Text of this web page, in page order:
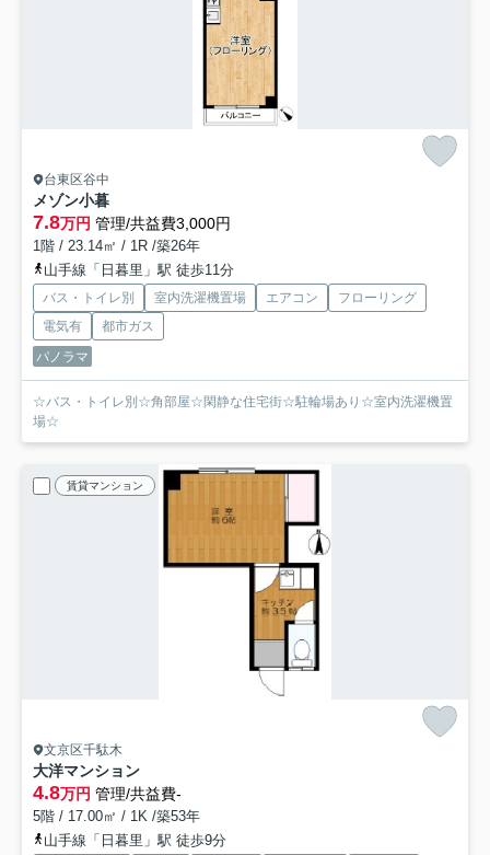
台東区谷中
メゾン小暮
7.8万円 管理/共益費3,000円
1階 / 23.14㎡ / 1R /築26年
山手線「日暮里」駅 徒歩11分
バス・トイレ別 室内洗濯機置場 エアコン
フローリング
電気有
都市ガス
パノラマ
☆バス・トイレ別☆角部屋☆閑静な住宅街☆駐輪場あり☆室内洗濯機置
場☆
賃貸マンション
文京区千駄木
大洋マンション
4.8万円 管理/共益費-
5階 / 17.00㎡ / 1K /築53年
山手線「日暮里」駅 徒歩9分